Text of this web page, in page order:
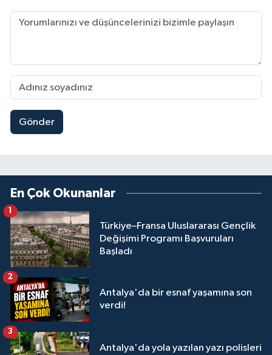
Gönder
En Çok Okunanlar
Türkiye–Fransa Uluslararası Gençlik
Değişimi Programı Başvuruları
Başladı
1
Antalya'da bir esnaf yaşamına son
verdi!
2
Antalya'da yola yazılan yazı polisleri
3